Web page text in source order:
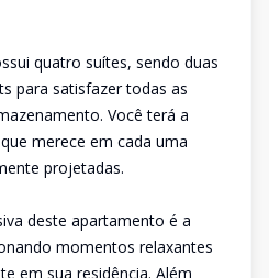
quatro suítes, sendo duas
para satisfazer todas as
Você terá a
merece em cada uma
projetadas.
deste apartamento é a
momentos relaxantes
em sua residência. Além